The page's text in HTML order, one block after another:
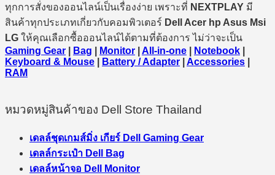
ทุกการสั่งของออนไลน์เป็นเรื่องง่าย เพราะที่ NEXTPLAY มี
สินค้าทุกประเภทเกี่ยวกับคอมพิวเตอร์ Dell Acer hp Asus Msi
LG ให้คุณเลือกซื้อออนไลน์ได้ตามที่ต้องการ ไม่ว่าจะเป็น
Gaming Gear
Bag Monitor All-in-one Notebook
Keyboard & Mouse
Battery / Adapter Accessories
RAM
หมวดหมู่สินค้าของ Dell Store Thailand
เดลล์ชุดเกมส์มิ่ง เกียร์ Dell Gaming Gear
เดลล์กระเป๋า Dell Bag
เดลล์หน้าจอ Dell Monitor